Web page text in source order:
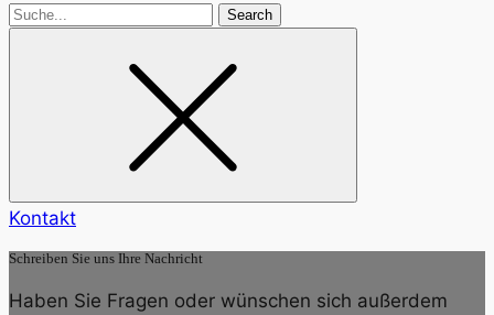
Search
Kontakt
Schreiben Sie uns Ihre Nachricht
Haben Sie Fragen oder wünschen sich außerdem